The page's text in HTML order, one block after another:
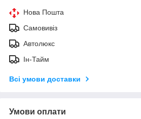
Нова Пошта
Самовивіз
Автолюкс
Ін-Тайм
Всі умови доставки
Умови оплати